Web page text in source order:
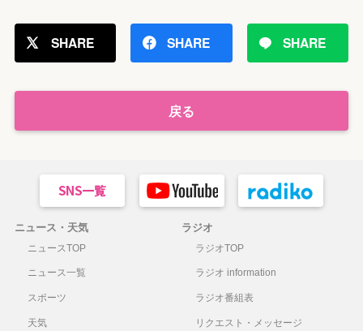
SHARE SHARE SHARE
戻る
ニュース・天気
ニュースTOP
ニュース一覧
スポーツ
天気
ラジオ
ラジオTOP
ラジオ information
ラジオ番組表
リクエスト・メッセージ